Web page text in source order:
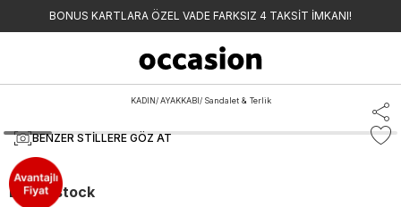
BONUS KARTLARA ÖZEL VADE FARKSIZ 4 TAKSİT İMKANI!
KADIN/ AYAKKABI/ Sandalet & Terlik
BENZER STILLERE GÖZ AT
Birkenstock